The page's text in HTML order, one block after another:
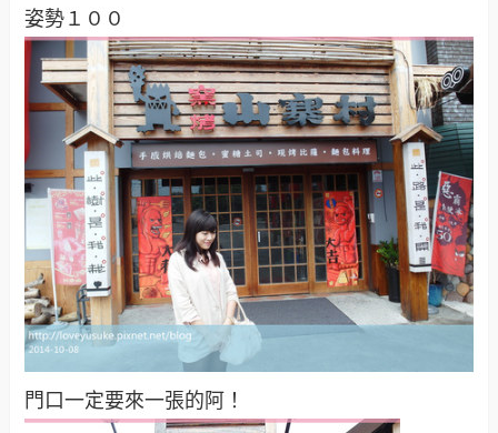
姿勢１００
門口一定要來一張的阿！